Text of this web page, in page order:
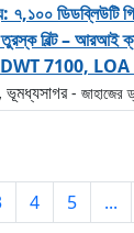
৭,১০০ ডিডব্লিউটি
বিল্ট – আরআই
DWT 7100,
ভূমধ্যসাগর- জাহাজের
4 5 ...